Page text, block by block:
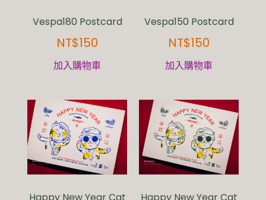
Vespa180 Postcard
NT$150
加入購物車
Vespa150 Postcard
NT$150
加入購物車
Happy New Year Cat Happy New Year Cat